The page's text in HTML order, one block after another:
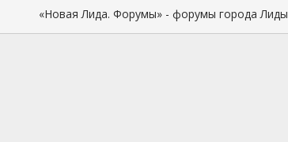
«Новая Лида. Форумы» - форумы города Лиды